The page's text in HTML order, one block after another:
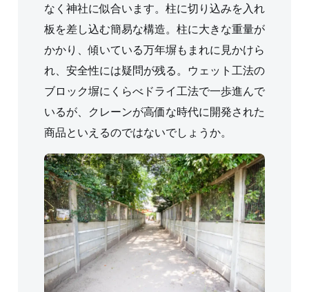
なく神社に似合います。柱に切り込みを入れ
板を差し込む簡易な構造。柱に大きな重量が
かかり、傾いている万年塀もまれに見かけら
れ、安全性には疑問が残る。ウェット工法の
ブロック塀にくらべドライ工法で一歩進んで
いるが、クレーンが高価な時代に開発された
商品といえるのではないでしょうか。